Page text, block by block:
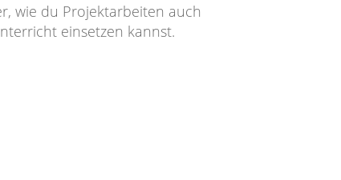
wie du Projektarbeiten auch
einsetzen kannst.